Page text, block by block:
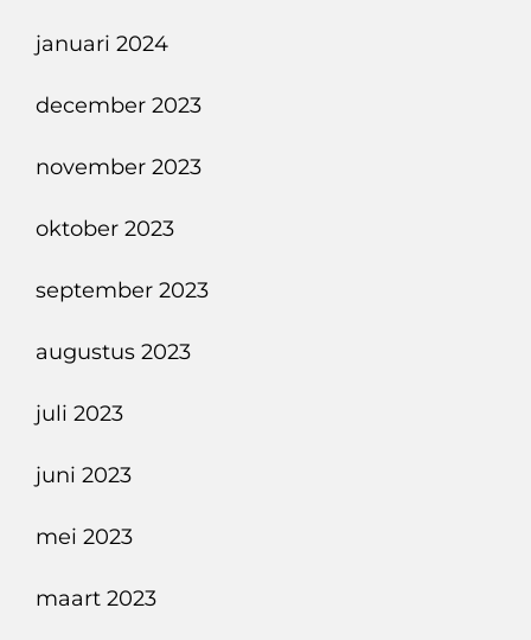
januari 2024
december 2023
november 2023
oktober 2023
september 2023
augustus 2023
juli 2023
juni 2023
mei 2023
maart 2023